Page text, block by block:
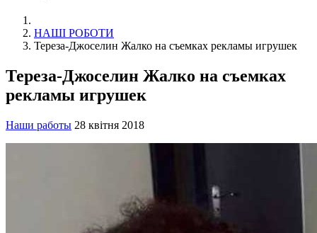
НАШІ РОБОТИ
Тереза-Джоселин Жалко на съемках рекламы игрушек
Тереза-Джоселин Жалко на съемках
рекламы игрушек
Наши работы 28 квітня 2018